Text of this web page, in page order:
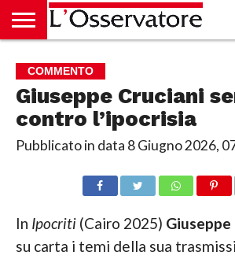
CULTURA
ECONOMIA
RUBRICHE
ARCHIVIO
PODCAST
ABBONAMENTO
CHI
SIAMO
ACCEDI
COMMENTO
Giuseppe Cruciani
contro l’ipocrisia
Pubblicato in data 8 Giugno 2026,
In Ipocriti(Cairo 2025)
su carta i temi della sua